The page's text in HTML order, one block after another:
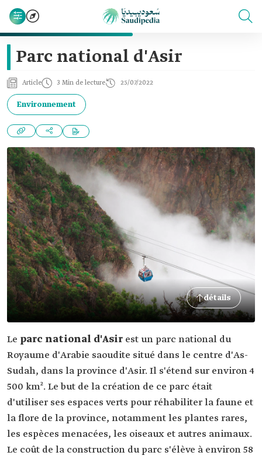
Parc national d'Asir
Article 3 Min de lecture 25/07/2022
Environnement
détails
Le parc national d'Asir est un parc national du
Royaume d'Arabie saoudite situé dans le centre d'As-
Sudah, dans la province d'Asir. Il s'étend sur environ 4
500 km². Le but de la création de ce parc était
d'utiliser ses espaces verts pour réhabiliter la faune et
la flore de la province, notamment les plantes rares,
les espèces menacées, les oiseaux et autres animaux.
Le coût de la construction du parc s'élève à environ 58